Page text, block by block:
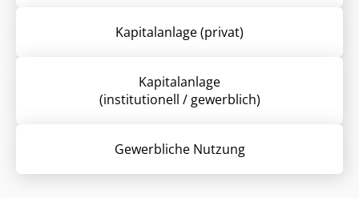
Kapitalanlage (privat)
Kapitalanlage
(institutionell / gewerblich)
Gewerbliche Nutzung